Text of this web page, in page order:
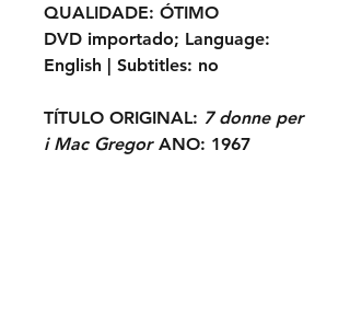
QUALIDADE: ÓTIMO
DVD importado; Language:
English | Subtitles: no
TÍTULO ORIGINAL: 7 donne per
i Mac Gregor ANO: 1967